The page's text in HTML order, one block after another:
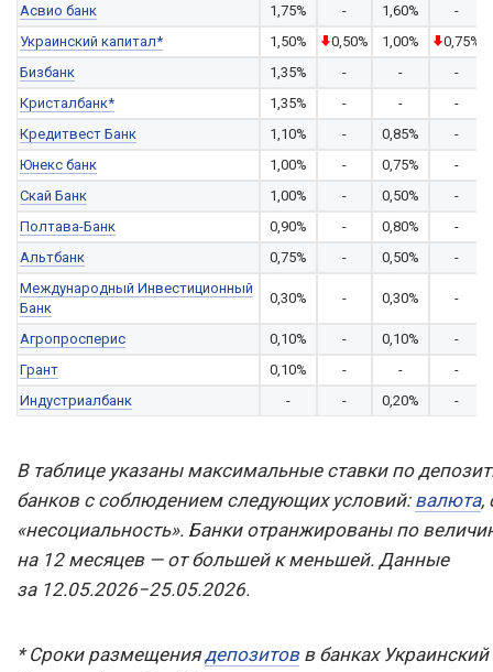
Асвио банк 1,75% - 1,60%
-
Украинский капитал*
1,50% 0,50% 1,00%
0,75%
Бизбанк
1,35% - -
-
Кристалбанк*
1,35% - -
-
Кредитвест Банк
1,10% - 0,85%
-
Юнекс банк
1,00% - 0,75%
-
Скай Банк
1,00% - 0,50%
-
Полтава-Банк
0,90% - 0,80%
-
Альтбанк
0,75% - 0,50%
-
Международный Инвестиционный
Банк
0,30% - 0,30% -
Агропросперис 0,10% - 0,10%
-
Грант
0,10% - -
-
Индустриалбанк
- - 0,20% -
В таблице указаны максимальные ставки по
банков с соблюдением следующих условий: валюта,
«несоциальность». Банки отранжированы по
на 12 месяцев — от большей к меньшей. Данные
за 12.05.2026−25.05.2026.
* Сроки размещениядепозитовв банках Украинский